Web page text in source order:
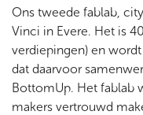
Ons tweede fablab,
Vinci in Evere. Het is
verdiepingen) en
dat daarvoor
BottomUp. Het fablab
makers vertrouwd